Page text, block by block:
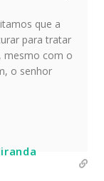
que a
para tratar
mesmo com o
o senhor